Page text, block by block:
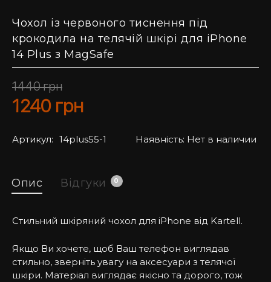
Чохол із червоного тиснення під
крокодила на телячій шкірі для iPhone
14 Plus з MagSafe
1440грн
1240 грн
Артикул: 14plus55-1 Наявність: Нет в наличии
Опис Відгуки 0
Стильний шкіряний чохол для iPhone від Kartell.
Якщо Ви хочете, щоб Ваш телефон виглядав
стильно, зверніть увагу на аксесуари з телячої
шкіри. Матеріал виглядає якісно та дорого, тож